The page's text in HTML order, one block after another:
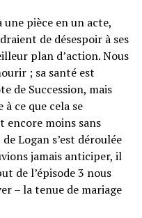
pièce en un acte,
de désespoir à ses
plan d’action. Nous
; sa santé est
de Succession, mais
ce que cela se
encore moins sans
Logan s’est déroulée
jamais anticiper, il
de l’épisode 3 nous
– la tenue de mariage